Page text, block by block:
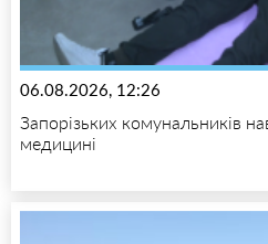
06.08.2026, 12:26
Запорізьких комунальників
медицині